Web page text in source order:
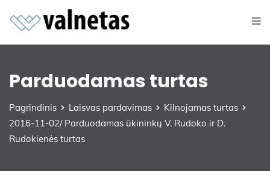
Parduodamas turtas
Pagrindinis Laisvas pardavimas
Kilnojamas turtas
2016-11-02/ Parduodamas ūkininkų V. Rudoko ir D.
Rudokienės turtas